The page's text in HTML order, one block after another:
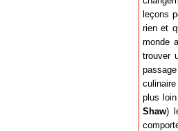
leçons
rien et
monde
trouver
plus
Shaw)